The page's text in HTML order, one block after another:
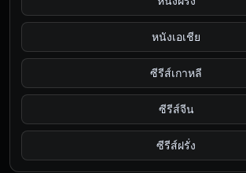
หนังเอเชีย
ซีรีส์เกาหลี
ซีรีส์จีน
ซีรีส์ฝรั่ง